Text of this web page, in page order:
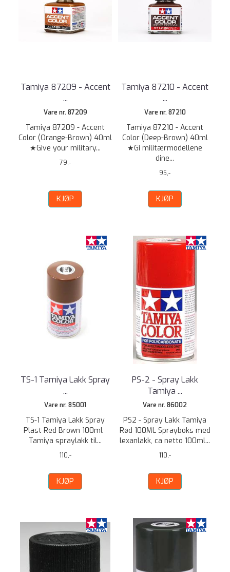
Tamiya 87209 - Accent
...
Vare nr. 87209
Tamiya 87209 - Accent
Color (Orange-Brown) 40ml
★Give your military...
79,-
KJØP
Tamiya 87210 - Accent
...
Vare nr. 87210
Tamiya 87210 - Accent
Color (Deep-Brown) 40ml
★Gi militærmodellene
dine...
95,-
KJØP
TS-1 Tamiya Lakk Spray
...
Vare nr. 85001
TS-1 Tamiya Lakk Spray
Plast Red Brown 100ml
Tamiya spraylakk til...
110,-
KJØP
PS-2 - Spray Lakk
Tamiya ...
Vare nr. 86002
PS2 - Spray Lakk Tamiya
Rød 100ML Sprayboks med
lexanlakk, ca netto 100ml...
110,-
KJØP